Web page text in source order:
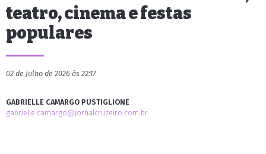
teatro, cinema e festas
populares
02 de Julho de 2026 às 22:17
GABRIELLE CAMARGO PUSTIGLIONE
gabrielle.camargo@jornalcruzeiro.com.br